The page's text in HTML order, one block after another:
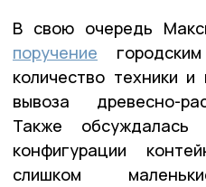
В свою очередь
поручение
количество техники
вывоза древесно-
Также обсуждалась
конфигурации
слишком